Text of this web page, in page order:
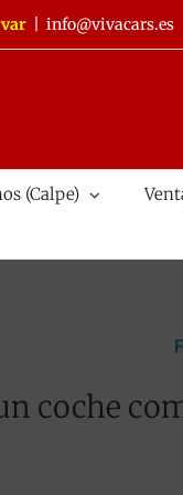
info@vivacars.es
(Calpe)
coche